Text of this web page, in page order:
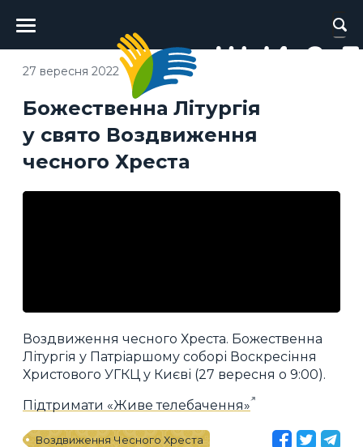
Головне
меню
Божественна Літургія
у свято Воздвиження
чесного Хреста
27 вересня 2022
Воздвиження чесного Хреста. Божественна
Літургія у Патріаршому соборі Воскресіння
Христового УГКЦ у Києві (27 вересня о 9:00).
Підтримати «Живе телебачення»
Воздвиження Чесного Хреста